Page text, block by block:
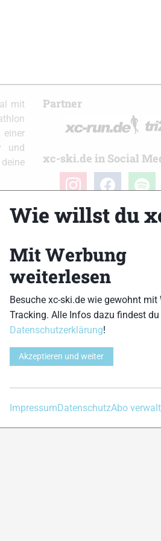
mit
und
Du
Partner
xc-ski.de in Social
instagramfacebook spotify
Wie willst du
Mit Werbung
weiterlesen
Besuche xc-ski.de wie gewohnt mit
Tracking. Alle Infos dazu findest du
Datenschutzerklärung!
Akzeptieren und weiter
ImpressumDatenschutzAbo